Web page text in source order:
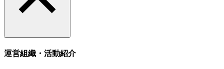
運営組織・活動紹介